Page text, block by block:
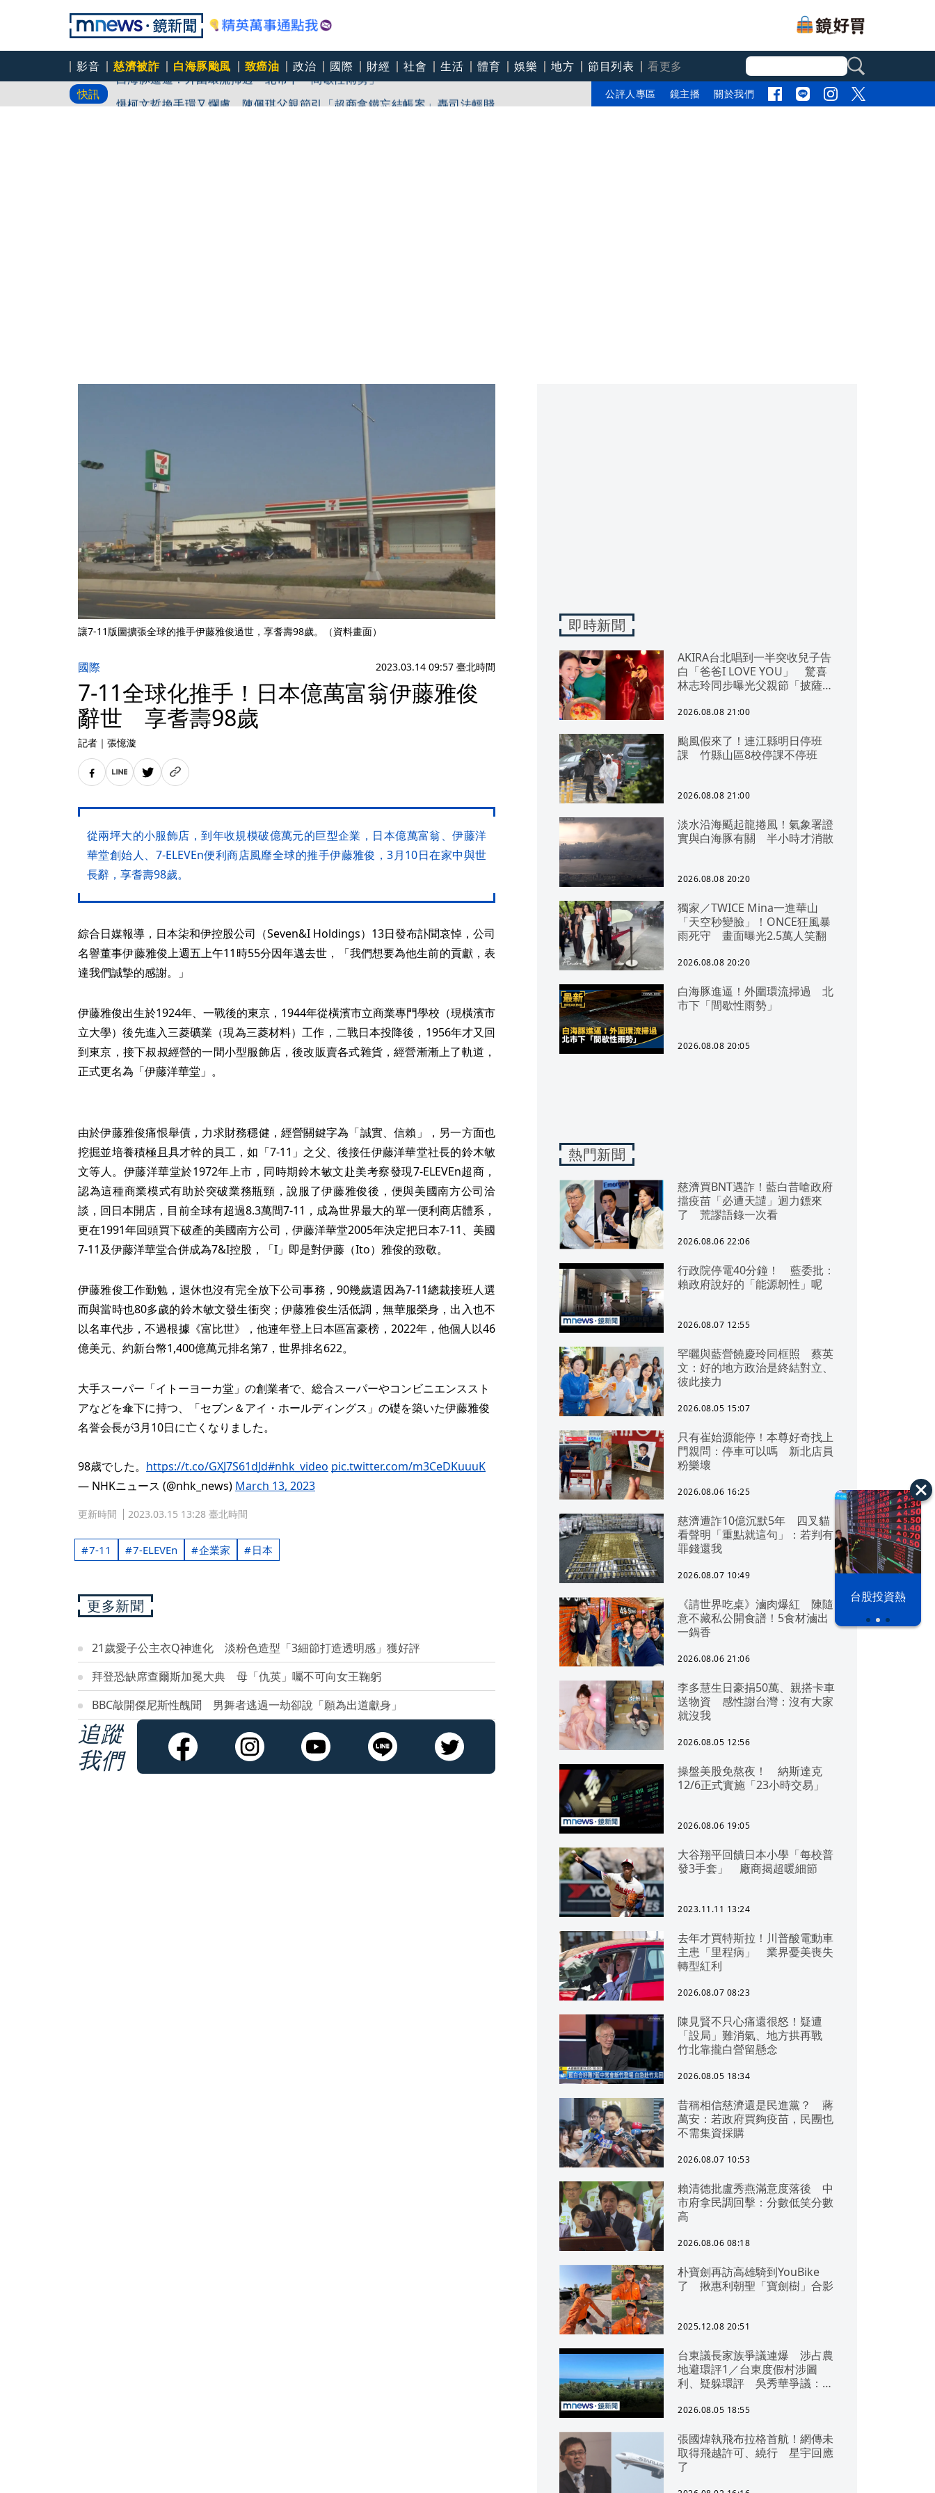
影音 慈濟被詐 白海豚颱風 致癌油 政治 國際 財經 社會 生活 體育 娛樂 地方 節目列表
看更多
快訊
白海豚進逼！外圍環流掃過 北市下「間歇性雨勢」
公評人專區 鏡主播 關於我們
漢光42演習 台股投資熱
讓7-11版圖擴張全球的推手伊藤雅俊過世，享耆壽98歲。（資料畫面）
國際 2023.03.14 09:57 臺北時間
7-11全球化推手！日本億萬富翁伊藤雅俊
辭世 享耆壽98歲
記者 ｜ 張憶漩
從兩坪大的小服飾店，到年收規模破億萬元的巨型企業，日本億萬富翁、伊藤洋
華堂創始人、7-ELEVEn便利商店風靡全球的推手伊藤雅俊，3月10日在家中與世
長辭，享耆壽98歲。
綜合日媒報導，日本柒和伊控股公司（Seven&I Holdings）13日發布訃聞哀悼，公司
名譽董事伊藤雅俊上週五上午11時55分因年邁去世，「我們想要為他生前的貢獻，表
達我們誠摯的感謝。」
伊藤雅俊出生於1924年、一戰後的東京，1944年從橫濱市立商業專門學校（現橫濱市
立大學）後先進入三菱礦業（現為三菱材料）工作，二戰日本投降後，1956年才又回
到東京，接下叔叔經營的一間小型服飾店，後改販賣各式雜貨，經營漸漸上了軌道，
正式更名為「伊藤洋華堂」。
由於伊藤雅俊痛恨舉債，力求財務穩健，經營關鍵字為「誠實、信賴」，另一方面也
挖掘並培養積極且具才幹的員工，如「7-11」之父、後接任伊藤洋華堂社長的鈴木敏
文等人。伊藤洋華堂於1972年上市，同時期鈴木敏文赴美考察發現7-ELEVEn超商，
認為這種商業模式有助於突破業務瓶頸，說服了伊藤雅俊後，便與美國南方公司洽
談，回日本開店，目前全球有超過8.3萬間7-11，成為世界最大的單一便利商店體系，
更在1991年回頭買下破產的美國南方公司，伊藤洋華堂2005年決定把日本7-11、美國
7-11及伊藤洋華堂合併成為7&I控股，「I」即是對伊藤（Ito）雅俊的致敬。
伊藤雅俊工作勤勉，退休也沒有完全放下公司事務，90幾歲還因為7-11總裁接班人選
而與當時也80多歲的鈴木敏文發生衝突；伊藤雅俊生活低調，無華服榮身，出入也不
以名車代步，不過根據《富比世》，他連年登上日本區富豪榜，2022年，他個人以46
億美元、約新台幣1,400億萬元排名第7，世界排名622。
大手スーパー「イトーヨーカ堂」の創業者で、総合スーパーやコンビニエンススト
アなどを傘下に持つ、「セブン＆アイ・ホールディングス」の礎を築いた伊藤雅俊
名誉会長が3月10日に亡くなりました。
98歳でした。 https://t.co/GXJ7S61dJd#nhk_video pic.twitter.com/m3CeDKuuuK
— NHKニュース (@nhk_news) March 13, 2023
更新時間 2023.03.15 13:28 臺北時間
7-11 7-ELEVEn 企業家 日本
更多新聞
21歲愛子公主衣Q神進化 淡粉色造型「3細節打造透明感」獲好評
拜登恐缺席查爾斯加冕大典 母「仇英」囑不可向女王鞠躬
BBC敲開傑尼斯性醜聞 男舞者逃過一劫卻說「願為出道獻身」
追蹤
我們
即時新聞
AKIRA台北唱到一半突收兒子告
白「爸爸I LOVE YOU」 驚喜
林志玲同步曝光父親節「披薩蛋
2026.08.08 21:00
颱風假來了！連江縣明日停班
課 竹縣山區8校停課不停班
2026.08.08 21:00
淡水沿海颳起龍捲風！氣象署證
實與白海豚有關 半小時才消散
2026.08.08 20:20
獨家／TWICE Mina一進華山
「天空秒變臉」！ONCE狂風暴
雨死守 畫面曝光2.5萬人笑翻
2026.08.08 20:20
白海豚進逼！外圍環流掃過 北
市下「間歇性雨勢」
2026.08.08 20:05
熱門新聞
慈濟買BNT遇詐！藍白昔嗆政府
擋疫苗「必遭天譴」迴力鏢來
了 荒謬語錄一次看
2026.08.06 22:06
行政院停電40分鐘！ 藍委批：
賴政府說好的「能源韌性」呢
2026.08.07 12:55
罕曬與藍營饒慶玲同框照 蔡英
文：好的地方政治是終結對立、
彼此接力
2026.08.05 15:07
只有崔始源能停！本尊好奇找上
門親問：停車可以嗎 新北店員
粉樂壞
2026.08.06 16:25
慈濟遭詐10億沉默5年 四叉貓
看聲明「重點就這句」：若判有
罪錢還我
2026.08.07 10:49
《請世界吃桌》滷肉爆紅 陳隨
意不藏私公開食譜！5食材滷出
一鍋香
2026.08.06 21:06
李多慧生日豪捐50萬、親搭卡車
送物資 感性謝台灣：沒有大家
就沒我
2026.08.05 12:56
操盤美股免熬夜！ 納斯達克
12/6正式實施「23小時交易」
2026.08.06 19:05
大谷翔平回饋日本小學「每校普
發3手套」 廠商揭超暖細節
2023.11.11 13:24
去年才買特斯拉！川普酸電動車
主患「里程病」 業界憂美喪失
轉型紅利
2026.08.07 08:23
陳見賢不只心痛還很怒！疑遭
「設局」難消氣、地方拱再戰
竹北靠攏白營留懸念
2026.08.05 18:34
昔稱相信慈濟還是民進黨？ 蔣
萬安：若政府買夠疫苗，民團也
不需集資採購
2026.08.07 10:53
賴清德批盧秀燕滿意度落後 中
市府拿民調回擊：分數低笑分數
高
2026.08.06 08:18
朴寶劍再訪高雄騎到YouBike
了 揪惠利朝聖「寶劍樹」合影
2025.12.08 20:51
台東議長家族爭議連爆 涉占農
地避環評1／台東度假村涉圖
利、疑躲環評 吳秀華爭議：概
2026.08.05 18:55
張國煒執飛布拉格首航！網傳未
取得飛越許可、繞行 星宇回應
了